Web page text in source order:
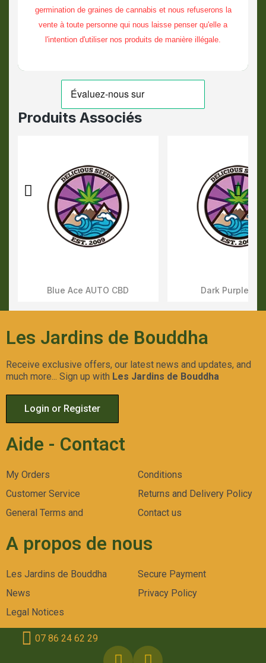
germination de graines de cannabis et nous refuserons la
vente à toute personne qui nous laisse penser qu'elle a
l'intention d'utiliser nos produits de manière illégale.
Produits Associés
Aperçu Rapide
Blue Ace AUTO CBD Aperçu
Dark Purple
Les Jardins de Bouddha
Receive exclusive offers, our latest news and updates, and
much more... Sign up with Les Jardins de Bouddha
Login or Register
Aide - Contact
My Orders
Customer Service
General Terms and
Conditions
Returns and Delivery Policy
Contact us
A propos de nous
Les Jardins de Bouddha
News
Legal Notices
Secure Payment
Privacy Policy
07 86 24 62 29